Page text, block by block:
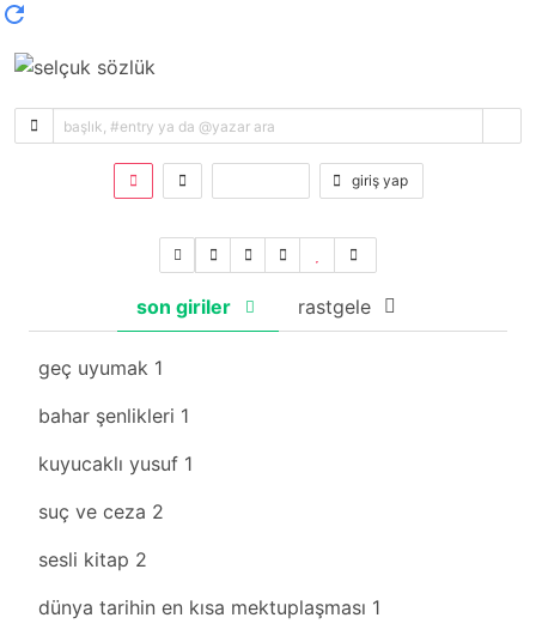
giriş yap
son giriler rastgele
geç uyumak 1
bahar şenlikleri 1
kuyucaklı yusuf 1
suç ve ceza 2
sesli kitap 2
dünya tarihin en kısa mektuplaşması 1